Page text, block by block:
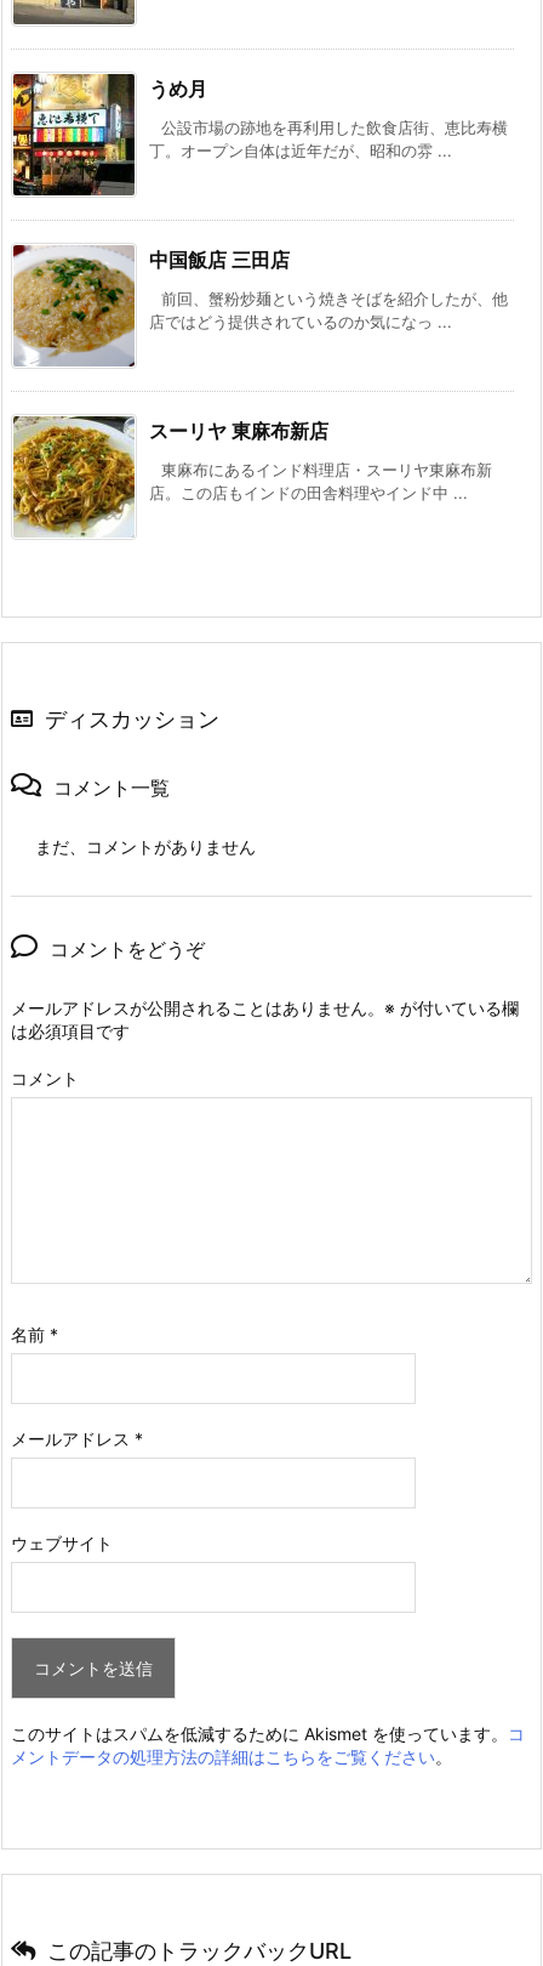
うめ月
公設市場の跡地を再利用した飲食店街、恵比寿横
丁。オープン自体は近年だが、昭和の雰 ...
中国飯店 三田店
前回、蟹粉炒麺という焼きそばを紹介したが、他
店ではどう提供されているのか気になっ ...
スーリヤ 東麻布新店
東麻布にあるインド料理店・スーリヤ東麻布新
店。この店もインドの田舎料理やインド中 ...
ディスカッション
コメント一覧
まだ、コメントがありません
コメントをどうぞ
メールアドレスが公開されることはありません。 ※ が付いている欄
は必須項目です
コメント
名前 *
メールアドレス *
ウェブサイト
このサイトはスパムを低減するために Akismet を使っています。
コ
メントデータの処理方法の詳細はこちらをご覧ください。
この記事のトラックバックURL